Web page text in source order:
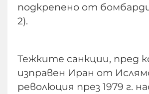
подкрепено от
2).
Тежките санкции, пред
изправен Иран от
революция през 1979 г.